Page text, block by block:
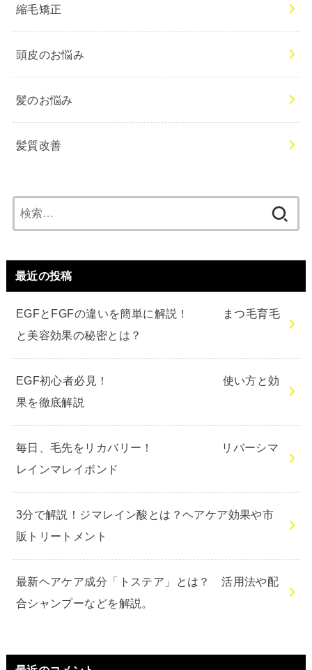
縮毛矯正
頭皮のお悩み
髪のお悩み
髪質改善
索:
最近の投稿
EGFとFGFの違いを簡単に解説！ まつ毛育毛
と美容効果の秘密とは？
EGF初心者必見！ 使い方と効
果を徹底解説
毎日、毛先をリカバリー！ リバーシマ
レインマレイボンド
3分で解説！ジマレイン酸とは？ヘアケア効果や市
販トリートメント
最新ヘアケア成分「トステア」とは？ 活用法や配
合シャンプーなどを解説。